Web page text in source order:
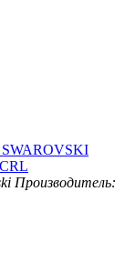
Производитель: